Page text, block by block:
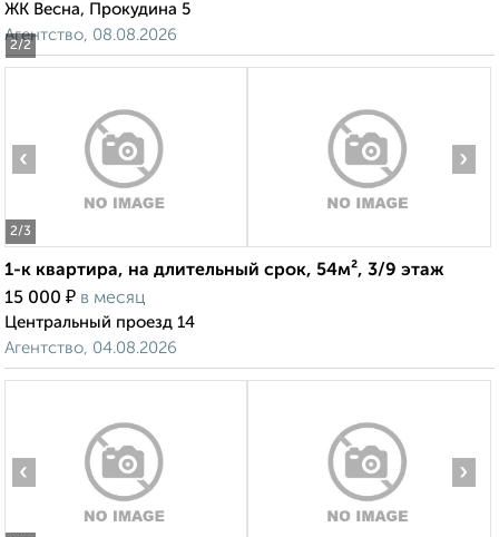
2/2
ЖК Весна, Прокудина 5
Агентство, 08.08.2026
2/3
‹ ›
1-к квартира, на длительный срок, 54м², 3/9 этаж
15 000 ₽ в месяц
Центральный проезд 14
Агентство, 04.08.2026
‹ ›